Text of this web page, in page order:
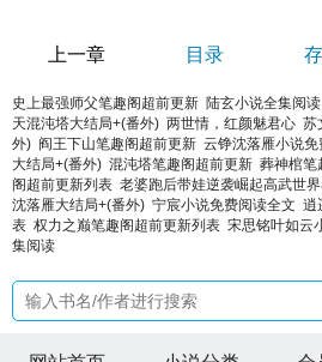
上一章 目录
史上最强师父笔趣阁超前更新 陆玄小说全集阅读
天混沌塔大结局+(番外) 两世情，红颜魅君心 苏
外) 阎王下山笔趣阁超前更新 云铮沈落雁小说免
大结局+(番外) 混沌塔笔趣阁超前更新 葬神棺笔
阁超前更新列表 老婆跑后带娃逆袭崛起高武世
沈落雁大结局+(番外) 宁宸小说免费阅读全文 逍
表 权力之巅笔趣阁超前更新列表 宋思铭叶如云
集阅读